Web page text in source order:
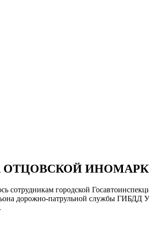
сотрудникам городской
дорожно-патрульной службы